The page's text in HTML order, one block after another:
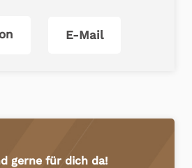
E-Mail
gerne für dich da!